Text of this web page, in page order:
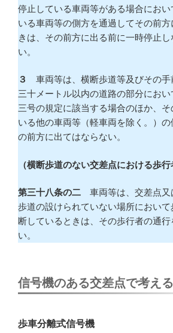
停止している車両等がある場合にお
いる車両等の側方を通過してその前方
きは、その前方に出る前に一時停止
い。
３
車両等は、横断歩道等及びその手
三十メートル以内の道路の部分にお
三号の規定に該当する場合のほか、
いる他の車両等（軽車両を除く。）
の前方に出てはならない。
（横断歩道のない交差点における歩行
第三十八条の二 車両等は、交差点又
歩道の設けられていない場所におい
断しているときは、その歩行者の通
い。
信号機のある交差点で考える
歩車分離式信号機